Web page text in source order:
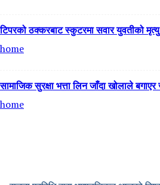
टिपरको ठक्करबाट स्कुटरमा सवार युवतीको मृत्यु
home
सामाजिक सुरक्षा भत्ता लिन जाँदा खोलाले
home